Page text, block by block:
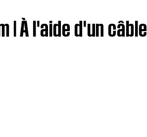
| À l'aide d'un câble